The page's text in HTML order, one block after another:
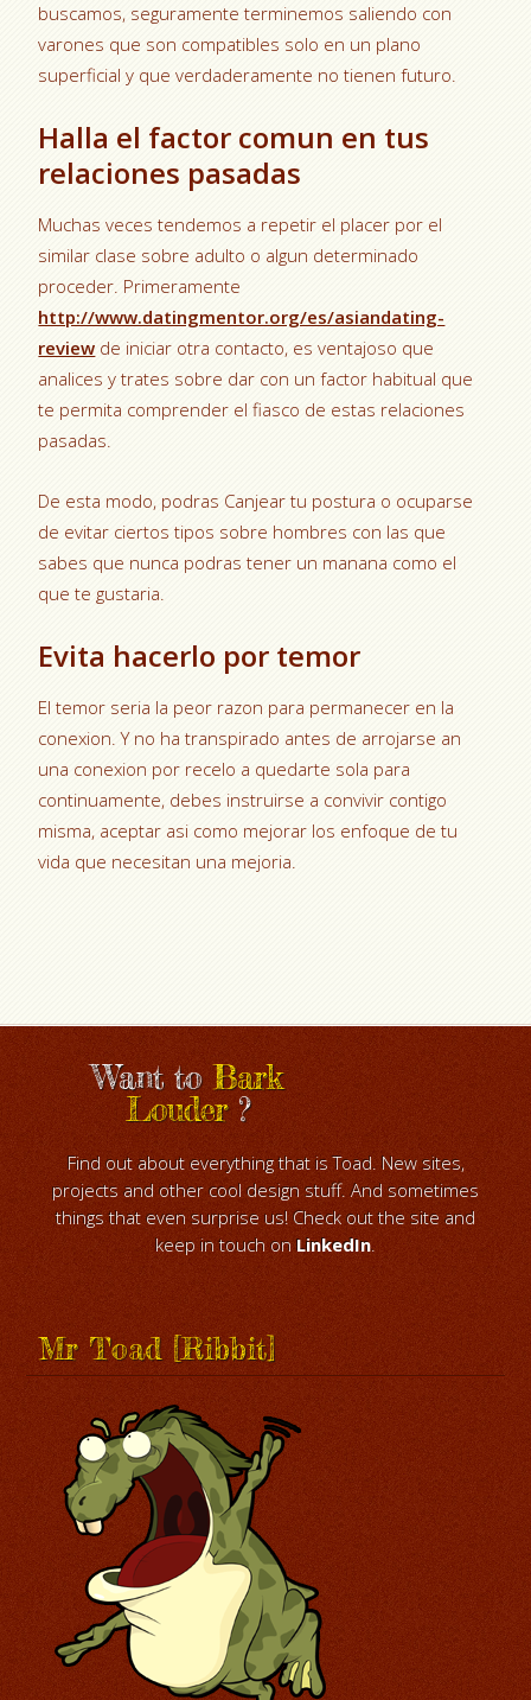
buscamos, seguramente terminemos saliendo con
varones que son compatibles solo en un plano
superficial y que verdaderamente no tienen futuro.
Halla el factor comun en tus
relaciones pasadas
Muchas veces tendemos a repetir el placer por el
similar clase sobre adulto o algun determinado
proceder. Primeramente
http://www.datingmentor.org/es/asiandating-
review de iniciar otra contacto, es ventajoso que
analices y trates sobre dar con un factor habitual que
te permita comprender el fiasco de estas relaciones
pasadas.
De esta modo, podras Canjear tu postura o ocuparse
de evitar ciertos tipos sobre hombres con las que
sabes que nunca podras tener un manana como el
que te gustaria.
Evita hacerlo por temor
El temor seri­a la peor razon para permanecer en la
conexion. Y no ha transpirado antes de arrojarse an
una conexion por recelo a quedarte sola para
continuamente, debes instruirse a convivir contigo
misma, aceptar asi­ como mejorar los enfoque de tu
vida que necesitan una mejoria.
Want toBark
Louder?
Find out about everything that is Toad. New sites,
projects and other cool design stuff. And sometimes
things that even surprise us! Check out the site and
keep in touch on LinkedIn.
Mr Toad [Ribbit]